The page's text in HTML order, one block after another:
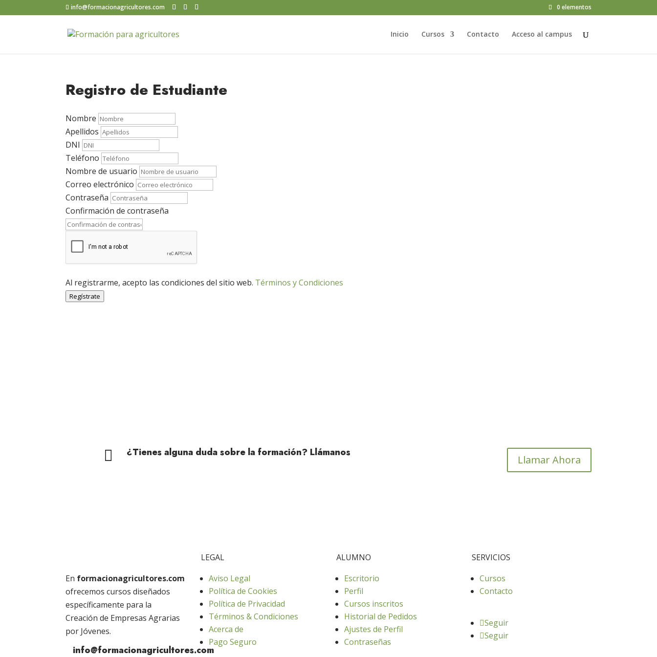
info@formacionagricultores.com 0 elementos
Inicio Cursos Contacto Acceso al campus
Registro de Estudiante
Nombre
Apellidos
DNI
Teléfono
Nombre de usuario
Correo electrónico
Contraseña
Confirmación de contraseña
Al registrarme, acepto las condiciones del sitio web. Términos y Condiciones
Regístrate
 ¿Tienes alguna duda sobre la formación? Llámanos
Llamar Ahora
En formacionagricultores.com
ofrecemos cursos diseñados
específicamente para la
Creación de Empresas Agrarias
por Jóvenes.
info@formacionagricultores.com
LEGAL
Aviso Legal
Política de Cookies
Política de Privacidad
Términos & Condiciones
Acerca de
Pago Seguro
ALUMNO
Escritorio
Perfil
Cursos inscritos
Historial de Pedidos
Ajustes de Perfil
Contraseñas
SERVICIOS
Cursos
Contacto
Seguir
Seguir